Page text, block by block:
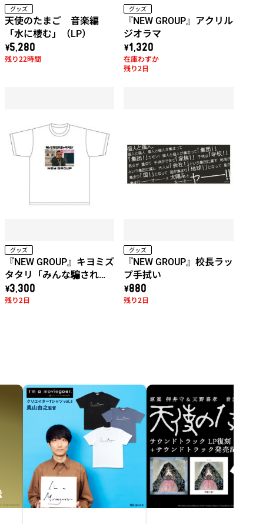
グッズ
天使のたまご 音楽編
「水に棲む」（LP）
\5,280
残り22時間
グッズ
『NEW GROUP』アクリル
ジオラマ
\1,320
在庫わずか
残り2日
グッズ
『NEW GROUP』キヨミズ
タタリ「みんな騙されち
ゃダメだ！」Tシャツ
\3,300
残り2日
グッズ
『NEW GROUP』校長ラッ
プ手拭い
\880
残り2日